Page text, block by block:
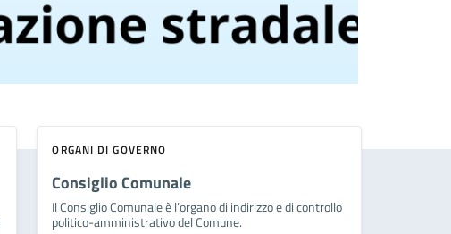
ORGANI DI GOVERNO
Consiglio Comunale
Il Consiglio Comunale è l’organo di indirizzo e di controllo
politico-amministrativo del Comune.